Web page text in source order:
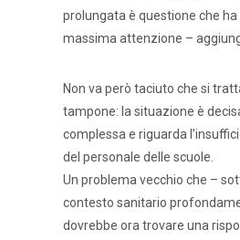
prolungata è questione che ha
massima attenzione –
Non va però taciuto che si
tampone: la situazione è
complessa e riguarda
del personale delle scuole.
Un problema vecchio che –
contesto sanitario
dovrebbe ora trovare una